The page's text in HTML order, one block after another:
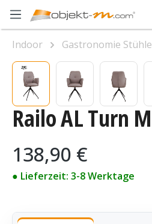
Zum Hauptinhalt springen
Railo AL Turn
Regulärer Preis:
138,90 €
● Lieferzeit: 3-8 Werktage
Indoor Gastronomie Stühle
Bildergalerie überspringen